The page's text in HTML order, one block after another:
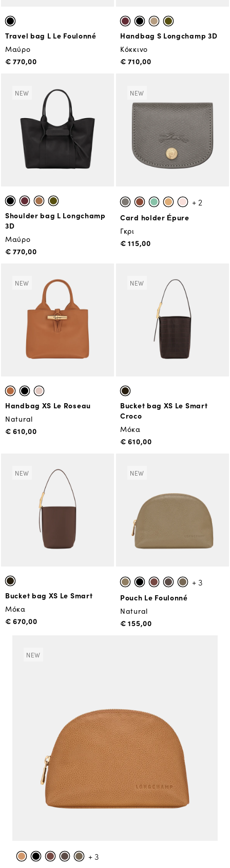
Travel bag L Le Foulonné
Μαύρο
€ 770,00
Handbag S Longchamp 3D
Κόκκινο
€ 710,00
NEW
Shoulder bag L Longchamp
3D
Μαύρο
€ 770,00
NEW
+ 2
Card holder Épure
Γκρι
€ 115,00
NEW
Handbag XS Le Roseau
Natural
€ 610,00
NEW
Bucket bag XS Le Smart
Croco
Μόκα
€ 610,00
NEW
Bucket bag XS Le Smart
Μόκα
€ 670,00
NEW
+ 3
Pouch Le Foulonné
Natural
€ 155,00
NEW
+ 3